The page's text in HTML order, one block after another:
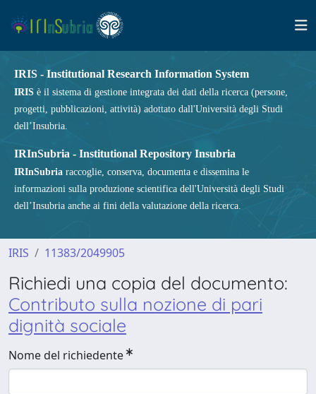
IRIS - Institutional Research Information System
IRIS è il sistema di gestione integrata dei dati della ricerca (persone,
progetti, pubblicazioni, attività) adottato dall'Università degli Studi
dell’Insubria.
IRInSubria - Institutional Repository Insubria
IRInSubria raccoglie, conserva, documenta e dissemina le
informazioni sulla produzione scientifica dell'Università degli Studi
dell’Insubria anche ai fini della valutazione della ricerca.
IRIS 11383/2049905
Richiedi una copia del documento:
Contributo sulla nozione di pari
dignità sociale
Nome del richiedente